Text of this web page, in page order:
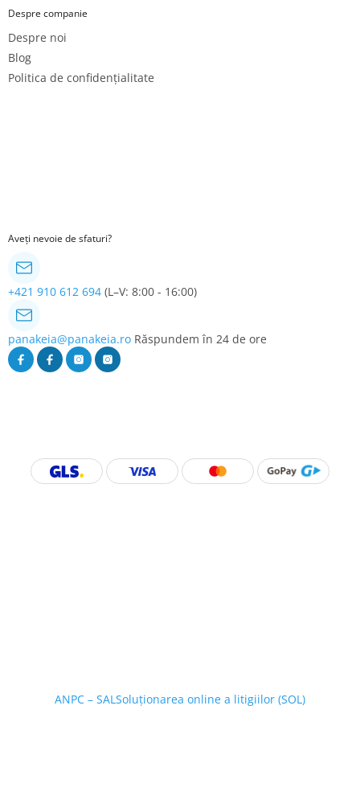
Despre companie
Despre noi
Blog
Politica de confidențialitate
Aveți nevoie de sfaturi?
+421 910 612 694 (L–V: 8:00 - 16:00)
panakeia@panakeia.ro Răspundem în 24 de ore
ANPC – SAL Soluționarea online a litigiilor (SOL)